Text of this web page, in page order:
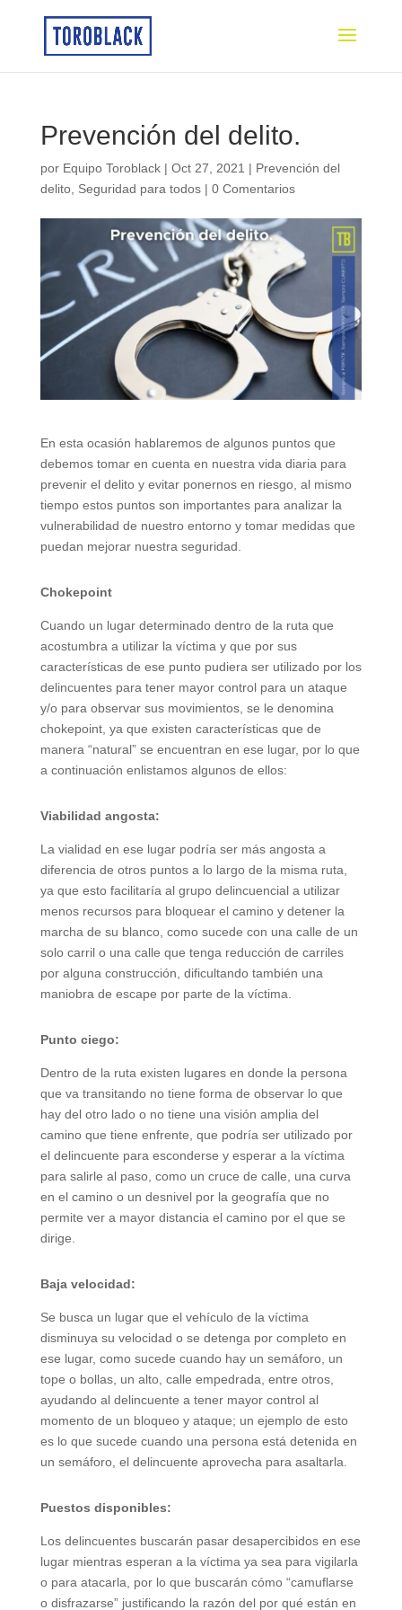
Prevención del delito.
por Equipo Toroblack| Oct 27, 2021 | Prevención del
delito, Seguridad para todos| 0 Comentarios
En esta ocasión hablaremos de algunos puntos que
debemos tomar en cuenta en nuestra vida diaria para
prevenir el delito y evitar ponernos en riesgo, al mismo
tiempo estos puntos son importantes para analizar la
vulnerabilidad de nuestro entorno y tomar medidas que
puedan mejorar nuestra seguridad.
Chokepoint
Cuando un lugar determinado dentro de la ruta que
acostumbra a utilizar la víctima y que por sus
características de ese punto pudiera ser utilizado por los
delincuentes para tener mayor control para un ataque
y/o para observar sus movimientos, se le denomina
chokepoint, ya que existen características que de
manera “natural” se encuentran en ese lugar, por lo que
a continuación enlistamos algunos de ellos:
Viabilidad angosta:
La vialidad en ese lugar podría ser más angosta a
diferencia de otros puntos a lo largo de la misma ruta,
ya que esto facilitaría al grupo delincuencial a utilizar
menos recursos para bloquear el camino y detener la
marcha de su blanco, como sucede con una calle de un
solo carril o una calle que tenga reducción de carriles
por alguna construcción, dificultando también una
maniobra de escape por parte de la víctima.
Punto ciego:
Dentro de la ruta existen lugares en donde la persona
que va transitando no tiene forma de observar lo que
hay del otro lado o no tiene una visión amplia del
camino que tiene enfrente, que podría ser utilizado por
el delincuente para esconderse y esperar a la víctima
para salirle al paso, como un cruce de calle, una curva
en el camino o un desnivel por la geografía que no
permite ver a mayor distancia el camino por el que se
dirige.
Baja velocidad:
Se busca un lugar que el vehículo de la víctima
disminuya su velocidad o se detenga por completo en
ese lugar, como sucede cuando hay un semáforo, un
tope o bollas, un alto, calle empedrada, entre otros,
ayudando al delincuente a tener mayor control al
momento de un bloqueo y ataque; un ejemplo de esto
es lo que sucede cuando una persona está detenida en
un semáforo, el delincuente aprovecha para asaltarla.
Puestos disponibles:
Los delincuentes buscarán pasar desapercibidos en ese
lugar mientras esperan a la víctima ya sea para vigilarla
o para atacarla, por lo que buscarán cómo “camuflarse
o disfrazarse” justificando la razón del por qué están en